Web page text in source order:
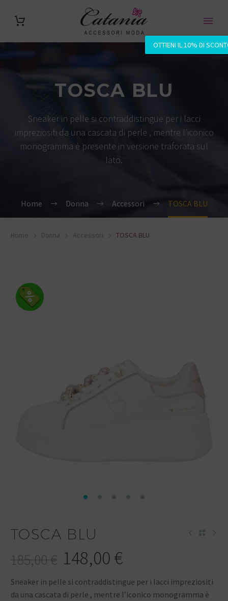
OTTIENI IL 10% DI
TOSCA BLU
Sneaker in pelle si contraddistingue per i lacci
impreziositi da una cascata di perle , mentre l’iconico
monogramma è presente in versione traforata sul
lato.
Home Donna Accessori TOSCA BLU
Home Donna Accessori TOSCA BLU
TOSCA BLU
185,00€ 148,00 €
Sneaker in pelle si contraddistingue per i lacci impreziositi
da una cascata di perle , mentre l’iconico monogramma è